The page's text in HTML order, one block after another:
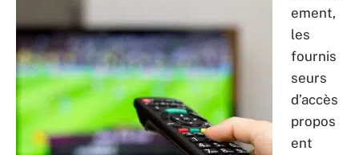
ement,
les
fournis
seurs
d’accès
propos
ent